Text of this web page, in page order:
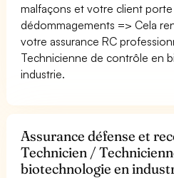
malfaçons et votre client
dédommagements => Cela
votre assurance RC
Technicienne de contrôle en
industrie.
Assurance défense et
Technicien /
biotechnologie en